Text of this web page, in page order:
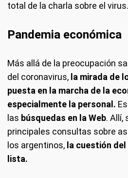
total de la charla sobre el virus.
Pandemia económica
Más allá de la preocupación
del coronavirus, la mirada de
puesta en la marcha de la
especialmente la personal.
las búsquedas en la Web. Allí,
principales consultas sobre
los argentinos, la cuestión
lista.